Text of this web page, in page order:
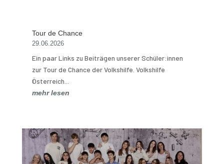
Tour de Chance
29.06.2026
Ein paar Links zu Beiträgen unserer Schüler:innen
zur Tour de Chance der Volkshilfe. Volkshilfe
Österreich...
mehr lesen